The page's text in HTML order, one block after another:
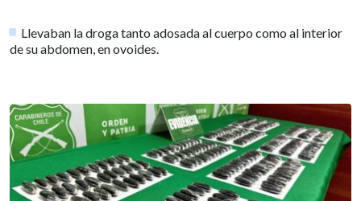
Llevaban la droga tanto adosada al cuerpo como al interior
de su abdomen, en ovoides.